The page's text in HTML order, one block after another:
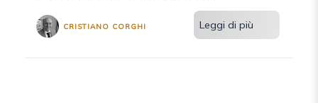
CRISTIANO CORGHI Leggi di più